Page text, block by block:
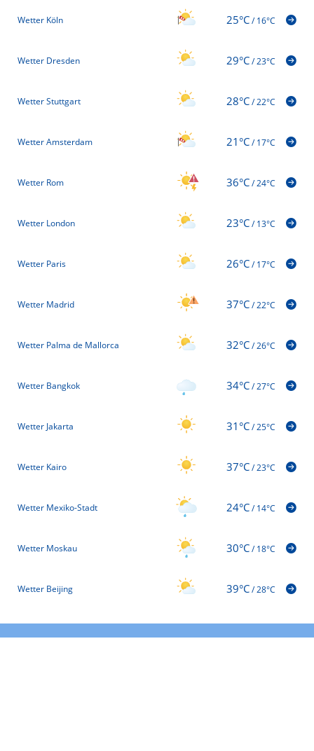
Wetter Köln 25°C/16°C
Wetter Dresden 29°C/23°C
Wetter Stuttgart 28°C/22°C
Wetter Amsterdam 21°C/17°C
Wetter Rom 36°C/24°C
Wetter London 23°C/13°C
Wetter Paris 26°C/17°C
Wetter Madrid 37°C/22°C
Wetter Palma de Mallorca 32°C/26°C
Wetter Bangkok 34°C/27°C
Wetter Jakarta 31°C/25°C
Wetter Kairo 37°C/23°C
Wetter Mexiko-Stadt 24°C/14°C
Wetter Moskau 30°C/18°C
Wetter Beijing 39°C/28°C